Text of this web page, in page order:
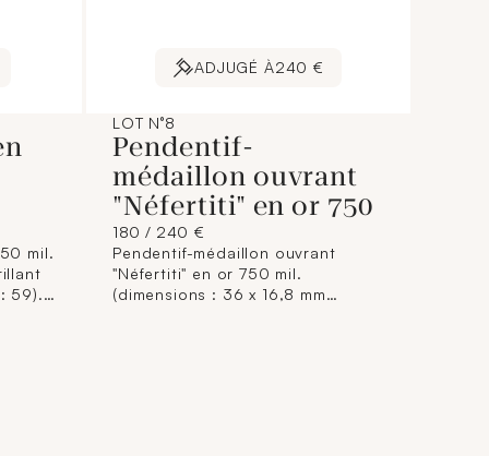
mil.
59).
ADJUGÉ À240 €
LOT N°8
Pendentif-
médaillon ouvrant
"Néfertiti" en or 750
180 / 240 €
Pendentif-médaillon ouvrant
"Néfertiti" en or 750 mil.
(dimensions : 36 x 16,8 mm